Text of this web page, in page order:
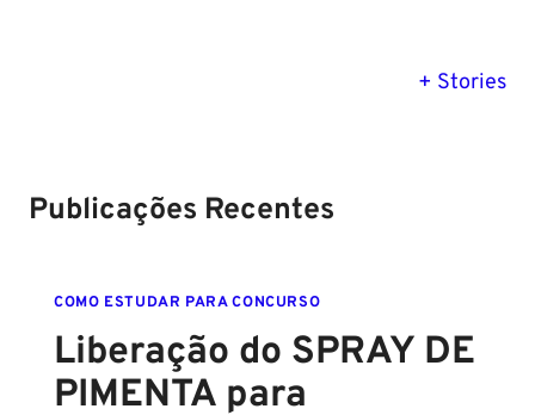
+ Stories
MG:
Publicações Recentes
COMO ESTUDAR PARA CONCURSO
Liberação do SPRAY DE
PIMENTA para